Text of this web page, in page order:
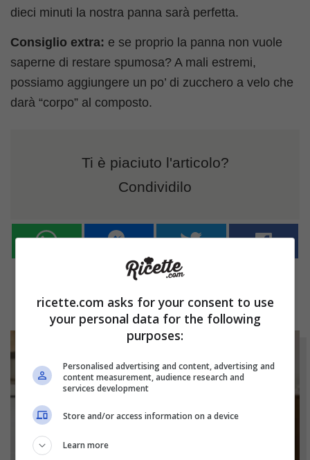
dieci minuti la nostra panna sarà perfetta.
Consiglio extra: e se proprio la panna non vuole
saperne di restare spumosa? A mali estremi,
possiamo aggiungere un po’ di zucchero a velo che
darà “corpo” al composto.
Ti è piaciuto l'articolo?
Condividilo
ricette.com asks for your consent to use
your personal data for the following
purposes:
Personalised advertising and content, advertising and
content measurement, audience research and
services development
Store and/or access information on a device
Learn more